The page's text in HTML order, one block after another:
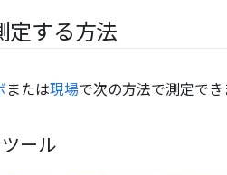
定する方法
または現場で次の方法で測定でき
ール